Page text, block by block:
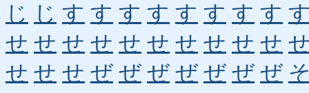
じ じ す す す す す す す す
せ せ せ せ せ せ せ せ せ せ
せ せ せ ぜ ぜ ぜ ぜ ぜ ぜ ぜ